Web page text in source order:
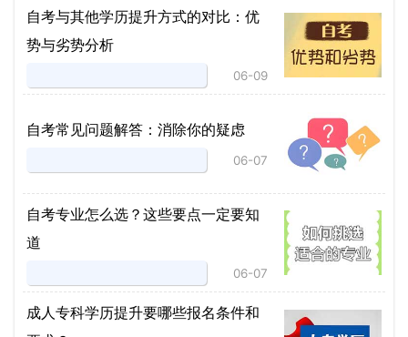
自考与其他学历提升方式的对比：优
势与劣势分析
06-09
自考常见问题解答：消除你的疑虑
06-07
自考专业怎么选？这些要点一定要知
道
06-07
成人专科学历提升要哪些报名条件和